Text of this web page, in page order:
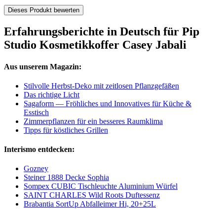
Dieses Produkt bewerten
Erfahrungsberichte in Deutsch für Pip
Studio Kosmetikkoffer Casey Jabali
Aus unserem Magazin:
Stilvolle Herbst-Deko mit zeitlosen Pflanzgefäßen
Das richtige Licht
Sagaform — Fröhliches und Innovatives für Küche &
Esstisch
Zimmerpflanzen für ein besseres Raumklima
Tipps für köstliches Grillen
Interismo entdecken:
Gozney
Steiner 1888 Decke Sophia
Sompex CUBIC Tischleuchte Aluminium Würfel
SAINT CHARLES Wild Roots Duftessenz
Brabantia SortUp Abfalleimer Hi, 20+25L